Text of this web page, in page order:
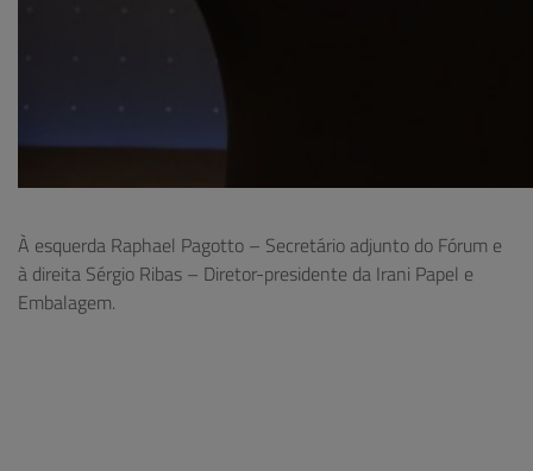
À esquerda Raphael Pagotto – Secretário adjunto do Fórum e
à direita Sérgio Ribas – Diretor-presidente da Irani Papel e
Embalagem.